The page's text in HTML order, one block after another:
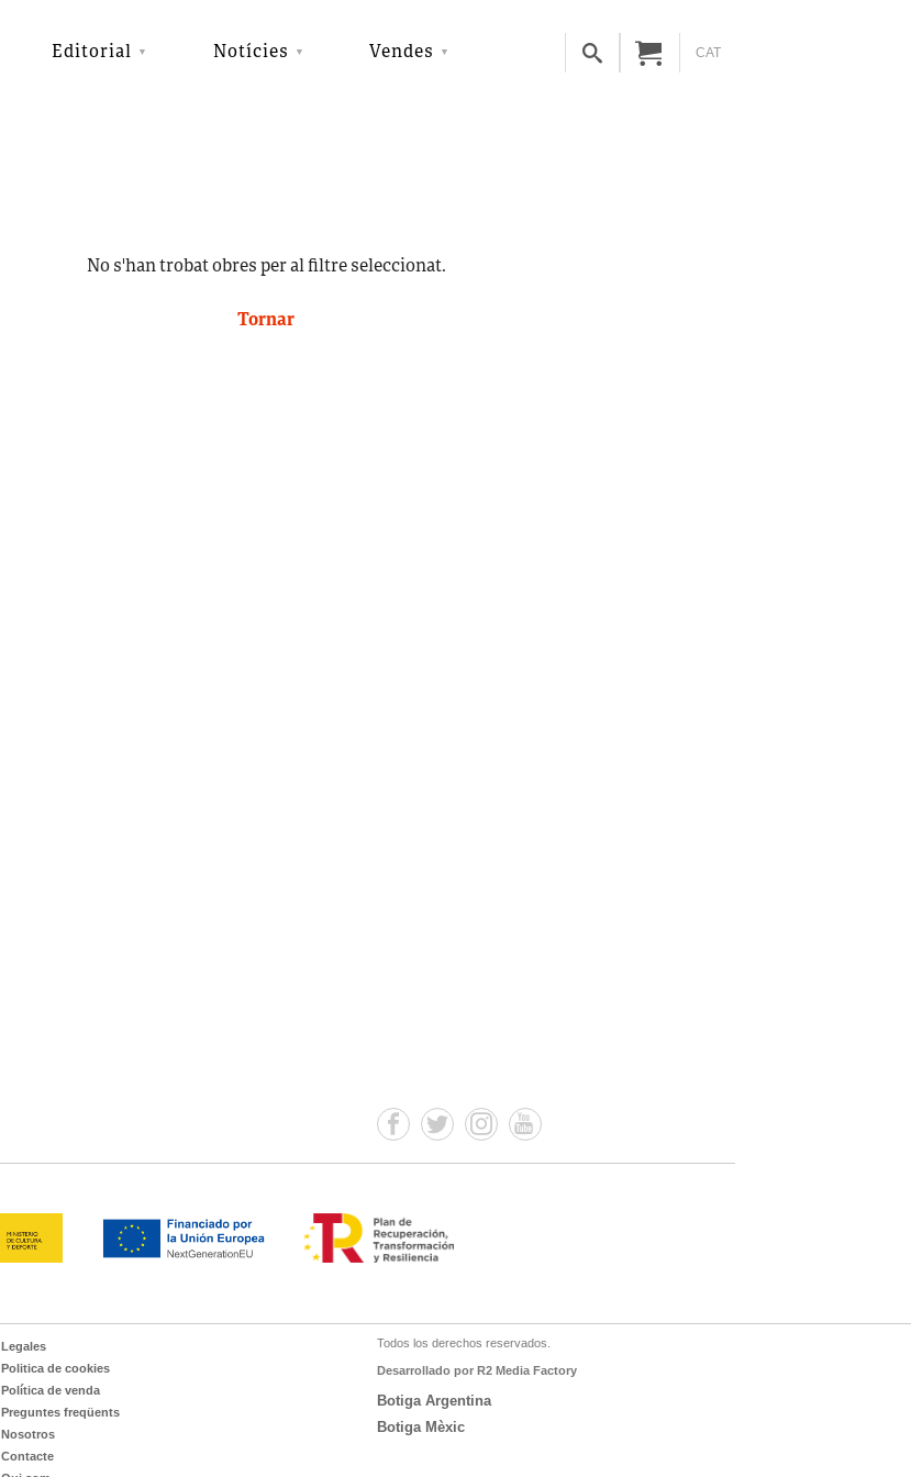
Editorial Notícies Vendes CAT
No s'han trobat obres per al filtre seleccionat.
Tornar
Legales
Politica de cookies
Política de venda
Preguntes freqüents
Nosotros
Contacte
Todos los derechos reservados.
Desarrollado por R2 Media Factory
Botiga Argentina
Botiga Mèxic